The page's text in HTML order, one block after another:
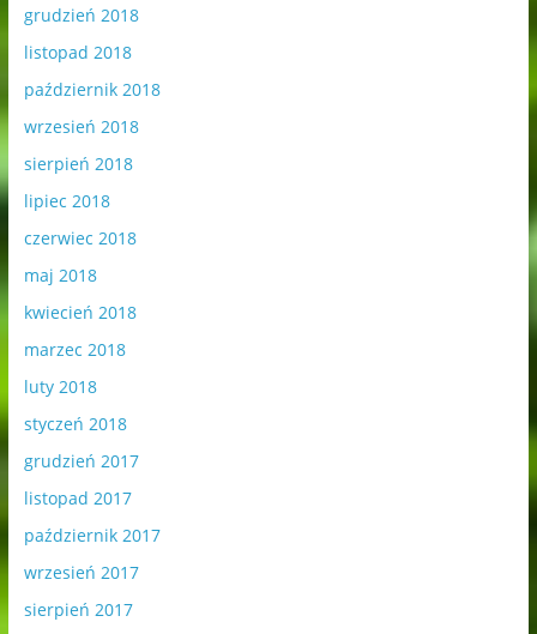
grudzień 2018
listopad 2018
październik 2018
wrzesień 2018
sierpień 2018
lipiec 2018
czerwiec 2018
maj 2018
kwiecień 2018
marzec 2018
luty 2018
styczeń 2018
grudzień 2017
listopad 2017
październik 2017
wrzesień 2017
sierpień 2017